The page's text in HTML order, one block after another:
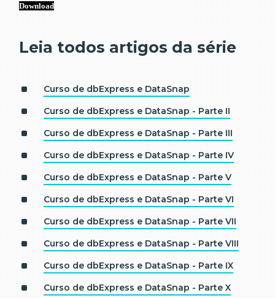
Download
Leia todos artigos da série
Curso de dbExpress e DataSnap
Curso de dbExpress e DataSnap - Parte II
Curso de dbExpress e DataSnap - Parte III
Curso de dbExpress e DataSnap - Parte IV
Curso de dbExpress e DataSnap - Parte V
Curso de dbExpress e DataSnap - Parte VI
Curso de dbExpress e DataSnap - Parte VII
Curso de dbExpress e DataSnap - Parte VIII
Curso de dbExpress e DataSnap - Parte IX
Curso de dbExpress e DataSnap - Parte X